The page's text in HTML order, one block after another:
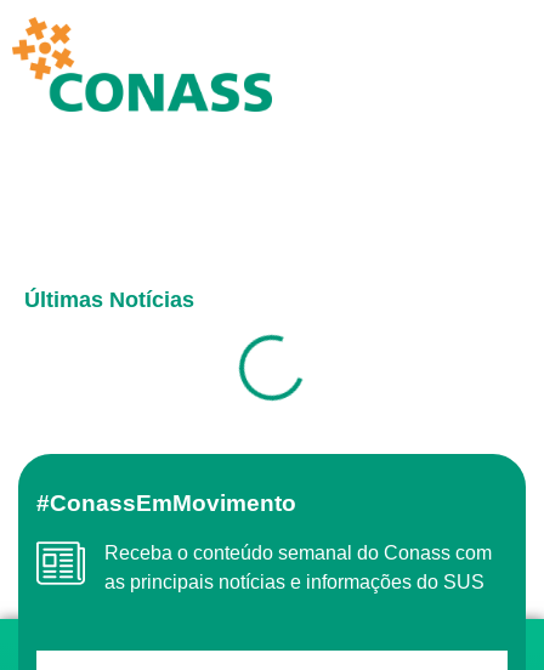
Últimas Notícias
#ConassEmMovimento
Receba o conteúdo semanal do Conass com
as principais notícias e informações do SUS